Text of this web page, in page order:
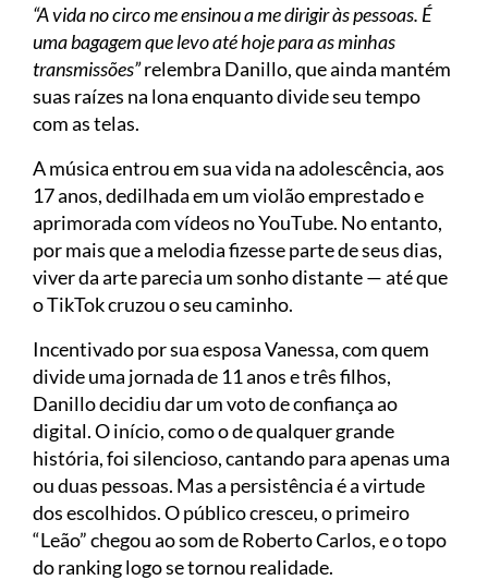
“A vida no circo me ensinou a me dirigir às pessoas. É
uma bagagem que levo até hoje para as minhas
transmissões”relembra Danillo, que ainda mantém
suas raízes na lona enquanto divide seu tempo
com as telas.
A música entrou em sua vida na adolescência, aos
17 anos, dedilhada em um violão emprestado e
aprimorada com vídeos no YouTube. No entanto,
por mais que a melodia fizesse parte de seus dias,
viver da arte parecia um sonho distante — até que
o TikTok cruzou o seu caminho.
Incentivado por sua esposa Vanessa, com quem
divide uma jornada de 11 anos e três filhos,
Danillo decidiu dar um voto de confiança ao
digital. O início, como o de qualquer grande
história, foi silencioso, cantando para apenas uma
ou duas pessoas. Mas a persistência é a virtude
dos escolhidos. O público cresceu, o primeiro
“Leão” chegou ao som de Roberto Carlos, e o topo
do ranking logo se tornou realidade.